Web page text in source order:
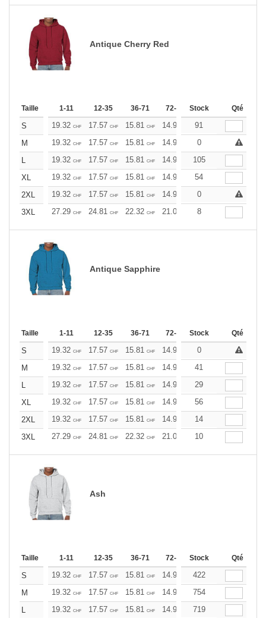
Antique Cherry Red
Taille 1-11 12-35 36-71 72-143 144-287 288 +
Stock Qté
S 19.32 CHF 17.57 CHF 15.81 CHF 14.93 14.06
91
M
19.32 CHF 17.57 CHF 15.81 CHF 14.93 14.06 13.17
0
L
19.32 CHF 17.57 CHF 15.81 CHF 14.93 14.06
105
XL
19.32 CHF 17.57 CHF 15.81 CHF 14.93 14.06
54
2XL
19.32 CHF 17.57 CHF 15.81 CHF 14.93 14.06 13.17
0
3XL
27.29 CHF 24.81 CHF 22.32 CHF 21.09 19.85
8
Antique Sapphire
Taille 1-11 12-35 36-71 72-143 144-287 288 +
Stock Qté
S 19.32 CHF 17.57 CHF 15.81 CHF 14.93 14.06 13.17
0
M
19.32 CHF 17.57 CHF 15.81 CHF 14.93 14.06
41
L
19.32 CHF 17.57 CHF 15.81 CHF 14.93 14.06
29
XL
19.32 CHF 17.57 CHF 15.81 CHF 14.93 14.06
56
2XL
19.32 CHF 17.57 CHF 15.81 CHF 14.93 14.06
14
3XL
27.29 CHF 24.81 CHF 22.32 CHF 21.09 19.85
10
Ash
Taille 1-11 12-35 36-71 72-143 144-287 288 +
Stock Qté
S 19.32 CHF 17.57 CHF 15.81 CHF 14.93 14.06
422
M
19.32 CHF 17.57 CHF 15.81 CHF 14.93 14.06
754
L
19.32 CHF 17.57 CHF 15.81 CHF 14.93 14.06
719